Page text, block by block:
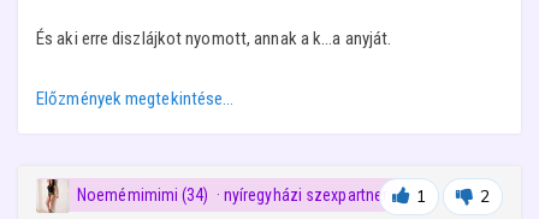
És aki erre diszlájkot nyomott, annak a k...a anyját.
Előzmények megtekintése…
Noemémimimi (34) · nyíregyházi szexpartner
1 2